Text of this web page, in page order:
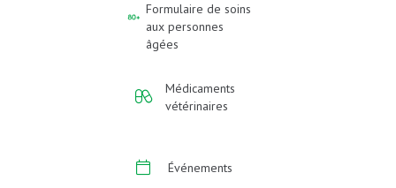
Formulaire de soins
aux personnes
âgées
Médicaments
vétérinaires
Événements